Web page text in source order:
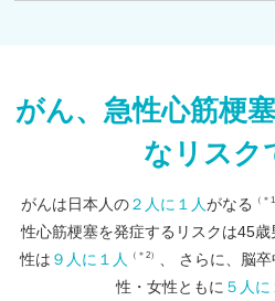
がん、急性心筋梗
なリスク
がんは日本人の２人に１人がなる （＊1
性心筋梗塞を発症するリスクは45歳
性は ９人に１人 （＊2）
、 さらに、脳
性・女性ともに ５人に